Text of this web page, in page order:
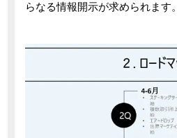
らなる情報開示が求められます。